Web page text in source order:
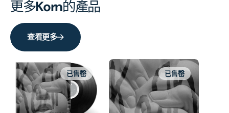
更多Korn的產品
查看更多
已售罄 已售罄